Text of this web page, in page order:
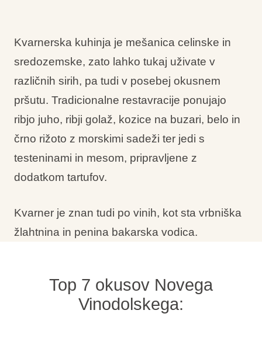
Kvarnerska kuhinja je mešanica celinske in
sredozemske, zato lahko tukaj uživate v
različnih sirih, pa tudi v posebej okusnem
pršutu. Tradicionalne restavracije ponujajo
ribjo juho, ribji golaž, kozice na buzari, belo in
črno rižoto z morskimi sadeži ter jedi s
testeninami in mesom, pripravljene z
dodatkom tartufov.
Kvarner je znan tudi po vinih, kot sta vrbniška
žlahtnina in penina bakarska vodica.
Top 7 okusov Novega
Vinodolskega: